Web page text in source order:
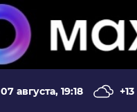
07 августа, 19:18 +13